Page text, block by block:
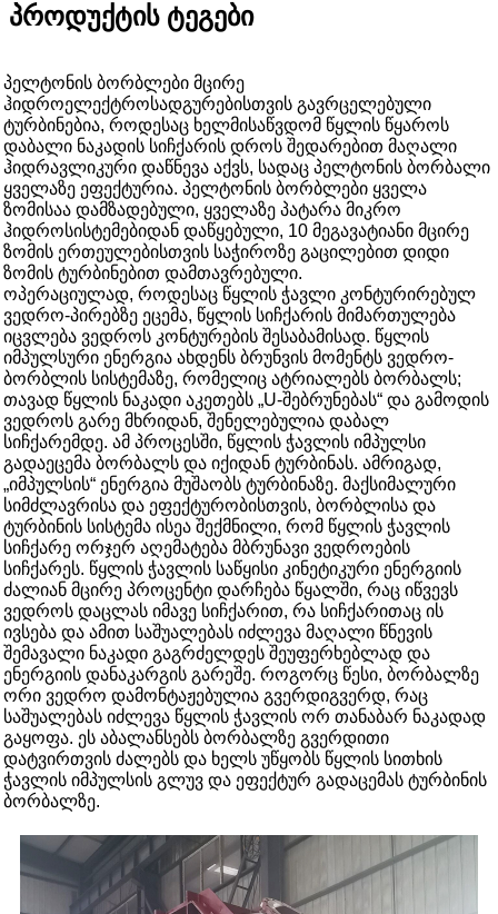
პროდუქტის ტეგები
პელტონის ბორბლები მცირე
ჰიდროელექტროსადგურებისთვის გავრცელებული
ტურბინებია, როდესაც ხელმისაწვდომ წყლის წყაროს
დაბალი ნაკადის სიჩქარის დროს შედარებით მაღალი
ჰიდრავლიკური დაწნევა აქვს, სადაც პელტონის ბორბალი
ყველაზე ეფექტურია. პელტონის ბორბლები ყველა
ზომისაა დამზადებული, ყველაზე პატარა მიკრო
ჰიდროსისტემებიდან დაწყებული, 10 მეგავატიანი მცირე
ზომის ერთეულებისთვის საჭიროზე გაცილებით დიდი
ზომის ტურბინებით დამთავრებული.
ოპერაციულად, როდესაც წყლის ჭავლი კონტურირებულ
ვედრო-პირებზე ეცემა, წყლის სიჩქარის მიმართულება
იცვლება ვედროს კონტურების შესაბამისად. წყლის
იმპულსური ენერგია ახდენს ბრუნვის მომენტს ვედრო-
ბორბლის სისტემაზე, რომელიც ატრიალებს ბორბალს;
თავად წყლის ნაკადი აკეთებს „U-შებრუნებას“ და გამოდის
ვედროს გარე მხრიდან, შენელებულია დაბალ
სიჩქარემდე. ამ პროცესში, წყლის ჭავლის იმპულსი
გადაეცემა ბორბალს და იქიდან ტურბინას. ამრიგად,
„იმპულსის“ ენერგია მუშაობს ტურბინაზე. მაქსიმალური
სიმძლავრისა და ეფექტურობისთვის, ბორბლისა და
ტურბინის სისტემა ისეა შექმნილი, რომ წყლის ჭავლის
სიჩქარე ორჯერ აღემატება მბრუნავი ვედროების
სიჩქარეს. წყლის ჭავლის საწყისი კინეტიკური ენერგიის
ძალიან მცირე პროცენტი დარჩება წყალში, რაც იწვევს
ვედროს დაცლას იმავე სიჩქარით, რა სიჩქარითაც ის
ივსება და ამით საშუალებას იძლევა მაღალი წნევის
შემავალი ნაკადი გაგრძელდეს შეუფერხებლად და
ენერგიის დანაკარგის გარეშე. როგორც წესი, ბორბალზე
ორი ვედრო დამონტაჟებულია გვერდიგვერდ, რაც
საშუალებას იძლევა წყლის ჭავლის ორ თანაბარ ნაკადად
გაყოფა. ეს აბალანსებს ბორბალზე გვერდითი
დატვირთვის ძალებს და ხელს უწყობს წყლის სითხის
ჭავლის იმპულსის გლუვ და ეფექტურ გადაცემას ტურბინის
ბორბალზე.